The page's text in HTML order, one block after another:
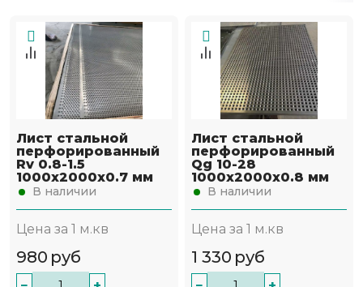
Лист стальной
перфорированный
Rv 0.8-1.5
1000х2000х0.7 мм
В наличии
Цена за 1 м.кв
980 руб
Лист стальной
перфорированный
Qg 10-28
1000х2000х0.8 мм
В наличии
Цена за 1 м.кв
1 330 руб